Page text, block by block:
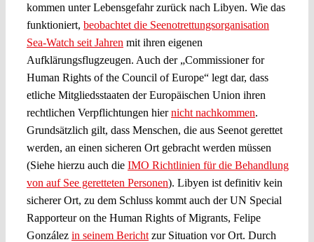
kommen unter Lebensgefahr zurück nach Libyen. Wie das
funktioniert, beobachtet die Seenotrettungsorganisation
Sea-Watch seit Jahren mit ihren eigenen
Aufklärungsflugzeugen. Auch der „Commissioner for
Human Rights of the Council of Europe“ legt dar, dass
etliche Mitgliedsstaaten der Europäischen Union ihren
rechtlichen Verpflichtungen hiernicht nachkommen.
Grundsätzlich gilt, dass Menschen, die aus Seenot gerettet
werden, an einen sicheren Ort gebracht werden müssen
(Siehe hierzu auch die IMO Richtlinien für die Behandlung
von auf See geretteten Personen). Libyen ist definitiv kein
sicherer Ort, zu dem Schluss kommt auch der UN Special
Rapporteur on the Human Rights of Migrants, Felipe
González in seinem Berichtzur Situation vor Ort. Durch